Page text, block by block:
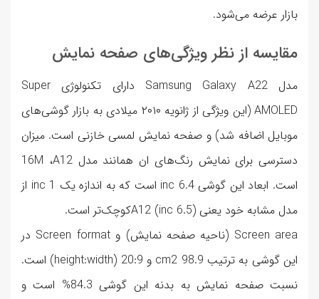
بازار عرضه می‌شود.
مقایسه از نظر ویژگی‌های صفحه نمایش
مدل Samsung Galaxy A22 دارای تکنولوژی Super
AMOLED (این ویژگی از ژانویه ۲۰۱۰ میلادی به بازار گوشی‌های
موبایل اضافه شد) و صفحه نمایش لمسی خازنی است. میزان
دسترسی برای نمایش رنگ‌های ان همانند مدل 16M ،A12
است. ابعاد این گوشی inc 6.4 است که به اندازه یک inc 1 از
مدل مشابه خود یعنی A12 (inc 6.5)کوچک‌تر است.
Screen area (ناحیه صفحه نمایش) و Screen format در
این گوشی به ترتیب cm2 98.9 و 20:9 (height:width) است.
نسبت صفحه نمایش به بدنه این گوشی 84.3% است و